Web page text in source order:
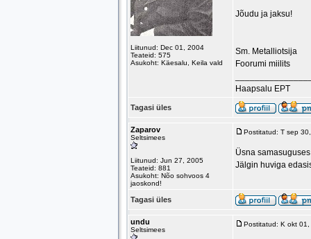
Liitunud: Dec 01, 2004
Teateid: 575
Asukoht: Käesalu, Keila vald
Jõudu ja jaksu!
Sm. Metalliotsija
Foorumi miilits
Haapsalu EPT
Tagasi üles
Zaparov
Seltsimees
Liitunud: Jun 27, 2005
Teateid: 881
Asukoht: Nõo sohvoos 4
jaoskond!
Postitatud: T sep
Üsna
Jälgin huviga
Tagasi üles
undu
Seltsimees
Postitatud: K okt